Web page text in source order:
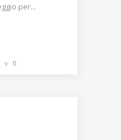
per...
0